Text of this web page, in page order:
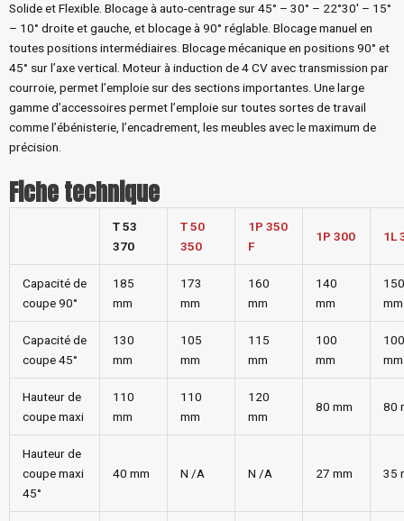
Solide et Flexible. Blocage à auto-centrage sur 45° – 30° – 22°30′ – 15°
– 10° droite et gauche, et blocage à 90° réglable. Blocage manuel en
toutes positions intermédiaires. Blocage mécanique en positions 90° et
45° sur l’axe vertical. Moteur à induction de 4 CV avec transmission par
courroie, permet l’emploie sur des sections importantes. Une large
gamme d’accessoires permet l’emploie sur toutes sortes de travail
comme l’ébénisterie, l’encadrement, les meubles avec le maximum de
précision.
Fiche technique
T 53
370
T 50
350
1P 350
F
1P 300 1L
Capacité de
coupe 90°
185
mm
173
mm
160
mm
140
mm
150
mm
Capacité de
coupe 45°
130
mm
105
mm
115
mm
100
mm
100
mm
Hauteur de
coupe maxi
110
mm
110
mm
120
mm
80 mm 80
Hauteur de
coupe maxi
45°
40 mm N /A N /A 27 mm 35